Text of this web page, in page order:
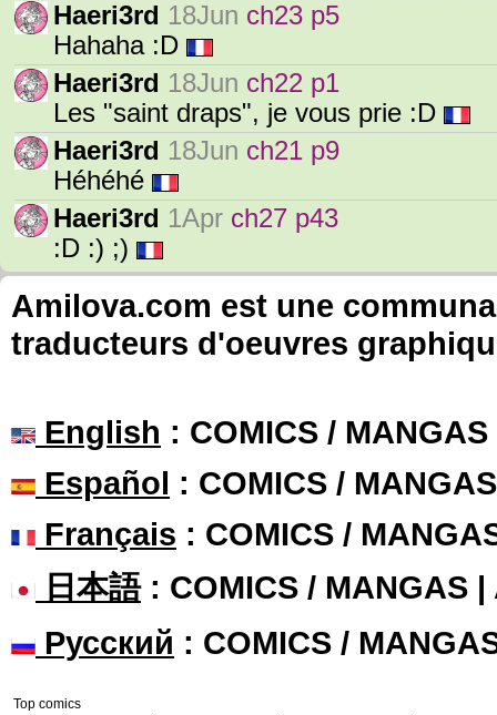
Haeri3rd 18Jun ch23 p5
Hahaha :D
Haeri3rd 18Jun ch22 p1
Les "saint draps", je vous prie :D
Haeri3rd 18Jun ch21 p9
Héhéhé
Haeri3rd 1Apr ch27 p43
:D :) ;)
Amilova.com est une
traducteurs d'oeuvres
English : COMICS /
Español : COMICS /
Français : COMICS /
日本語: COMICS / MANGAS |
Русский : COMICS /
Top comics